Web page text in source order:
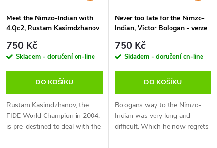
p
r
o
d
u
s
p
r
d
u
Meet the Nimzo-Indian with
4.Qc2, Rustam Kasimdzhanov
750 Kč
Skladem - doručení on-line
DO KOŠÍKU
Rustam Kasimdzhanov, the
FIDE World Champion in 2004,
is pre-destined to deal with the
subject of the Nimzo-Indian
Never too late for the Nimzo-
Indian, Victor Bologan - verze
750 Kč
Skladem - doručení on-line
DO KOŠÍKU
Bologans way to the Nimzo-
Indian was very long and
difficult. Which he now regrets
a lot: “I would better start it